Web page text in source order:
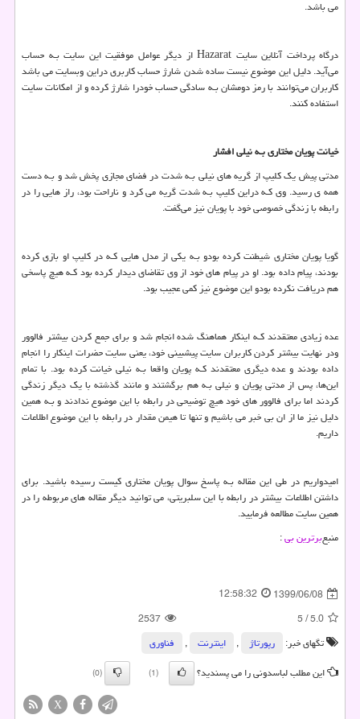
می باشد.
درگاه پرداخت آنلاین سایت Hazaratاز دیگر عوامل موفقیت این سایت بـه حساب
می‌آید. دلیل این موضوع نیست ساده شدن شارژ حساب کاربری دراین وبسایت می باشد
کاربران می‌توانند با رمز دومشان بـه سادگی حساب خودرا شارژ کرده و از امکانات سایت
استفاده کنند.
خیانت پویان مختاری بـه نیلی افشار
مدتی پیش یک کلیپ از گریه هاي‌ نیلی بـه شدت در فضای مجازی پخش شد و بـه دست
همه ی رسید. وی کـه دراین کلیپ بـه شدت گریه می کرد و ناراحت بود، راز هایي را در
رابطه با زندگی خصوصی خود با پویان نیز می‌گفت.
گویا پویان مختاری شیطنت کرده بودو بـه یکی از مدل هایي کـه در کلیپ او بازی کرده
بودند، پیام داده بود. او در پیام هاي‌ خود از وی تقاضای دیدار کرده بود کـه هیچ پاسخی
هم دریافت نکرده بودو این موضوع نیز کمی عجیب بود.
عده زیادی معتقدند کـه اینکار هماهنگ شده انجام شد و برای جمع کردن بیشتر فالوور
ودر نهایت بیشتر کردن کاربران سایت پیشبینی خود، یعنی سایت حضرات اینکار را انجام
داده بودند و عده دیگری معتقدند کـه پویان واقعا بـه نیلی خیانت کرده بود. با تمام
این‌ها، پس از مدتی پویان و نیلی بـه هم برگشتند و مانند گذشته با یک دیگر زندگی
کردند اما برای فالوور هاي‌ خود هیچ توضیحی در رابطه با این موضوع ندادند و بـه همین
دلیل نیز ما از ان بی خبر می باشیم و تنها تا هیمن مقدار در رابطه با این موضوع اطلاعات
داریم.
امیدواریم در طی این مقاله بـه پاسخ سوال پویان مختاری کیست رسیده باشید. برای
داشتن اطلاعات بیشتر در رابطه با این سلبریتی، می توانید دیگر مقاله هاي‌ مربوطه را در
همین سایت مطالعه فرمایید.
منبع
:برترین بی
1399/06/08
12:58:32
5.0
/
5
2537
تگهای خبر:
رپورتاژ , اینترنت ,
فناوری
این مطلب لباسدونی را می پسندید؟
(1)
(0)
X